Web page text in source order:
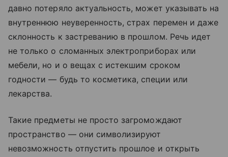
давно потеряло актуальность, может указывать на
внутреннюю неуверенность, страх перемен и даже
склонность к застреванию в прошлом. Речь идет
не только о сломанных электроприборах или
мебели, но и о вещах с истекшим сроком
годности — будь то косметика, специи или
лекарства.
Такие предметы не просто загромождают
пространство — они символизируют
невозможность отпустить прошлое и открыть